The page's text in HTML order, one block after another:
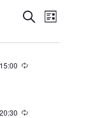
Navegación
de
búsqueda
vistas
de
de
Lista
15:00
20:30